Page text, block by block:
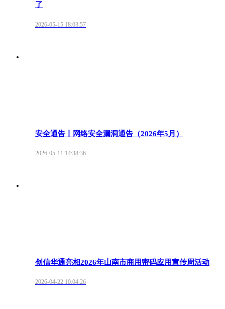
了
2026-05-15 18:03:57
安全通告丨网络安全漏洞通告（2026年5月）
2026-05-11 14:38:36
创信华通亮相2026年山南市商用密码应用宣传周活动
2026-04-22 10:04:26